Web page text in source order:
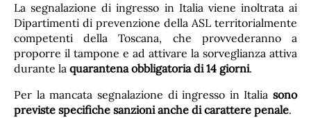
La segnalazione di ingresso in Italia viene inoltrata ai
Dipartimenti di prevenzione della ASL territorialmente
competenti della Toscana, che provvederanno a
proporre il tampone e ad attivare la sorveglianza attiva
durante la quarantena obbligatoria di 14 giorni.
Per la mancata segnalazione di ingresso in Italia sono
previste specifiche sanzioni anche di carattere penale.